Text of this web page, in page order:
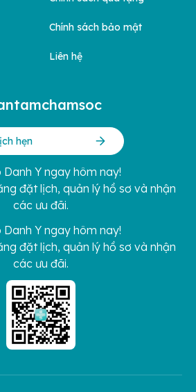
Chính sách bảo mật
Liên hệ
hẹn
Danh Y ngay hôm nay!
đặt lịch, quản lý hồ sơ và nhận
các ưu đãi.
Danh Y ngay hôm nay!
đặt lịch, quản lý hồ sơ và nhận
các ưu đãi.